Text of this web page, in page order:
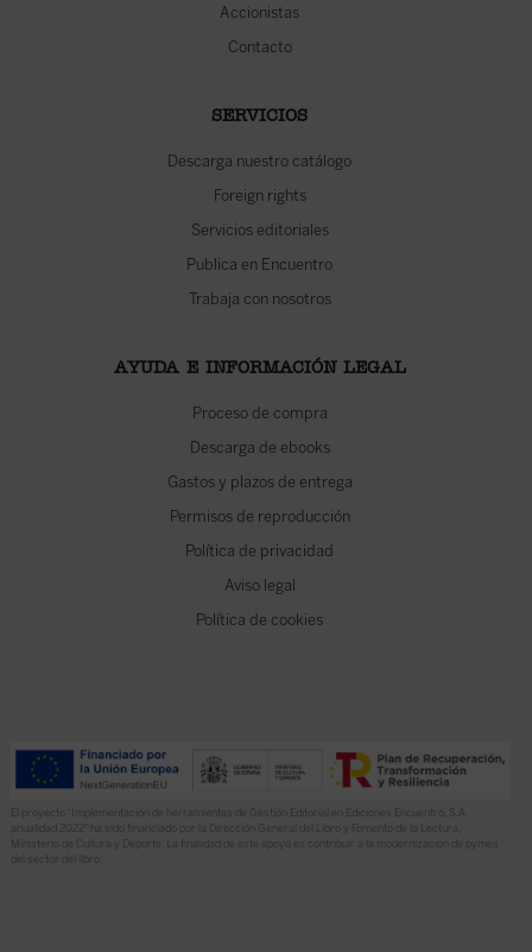
Accionistas
Contacto
SERVICIOS
Descarga nuestro catálogo
Foreign rights
Servicios editoriales
Publica en Encuentro
Trabaja con nosotros
AYUDA E INFORMACIÓN LEGAL
Proceso de compra
Descarga de ebooks
Gastos y plazos de entrega
Permisos de reproducción
Política de privacidad
Aviso legal
Política de cookies
El proyecto “Implementación de herramientas de Gestión Editorial en Ediciones Encuentro, S.A.
anualidad 2022” ha sido financiado por la Dirección General del Libro y Fomento de la Lectura,
Ministerio de Cultura y Deporte. La finalidad de este apoyo es contribuir a la modernización de pymes
del sector del libro.